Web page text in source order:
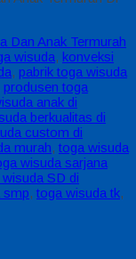
Dan Anak Termurah
wisuda, konveksi
, pabrik toga wisuda
produsen toga
anak di
berkualitas di
custom di
murah, toga wisuda
wisuda sarjana
SD di
smp, toga wisuda tk,